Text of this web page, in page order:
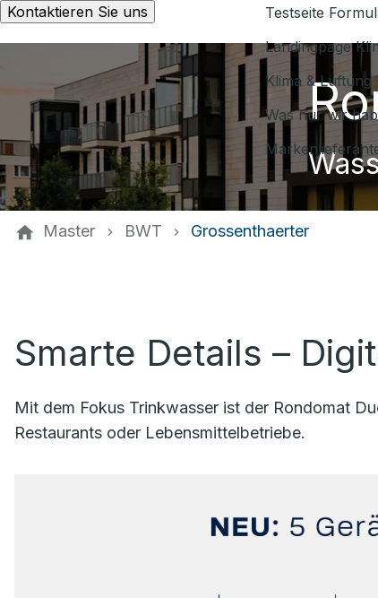
Kontaktieren Sie uns Testseite
Landingpage
Klima & Lüftung
Was nur wir
Master BWT Grossenthaerter
Smarte Details –
Mit dem Fokus Trinkwasser ist der Rondomat
Restaurants oder Lebensmittelbetriebe.